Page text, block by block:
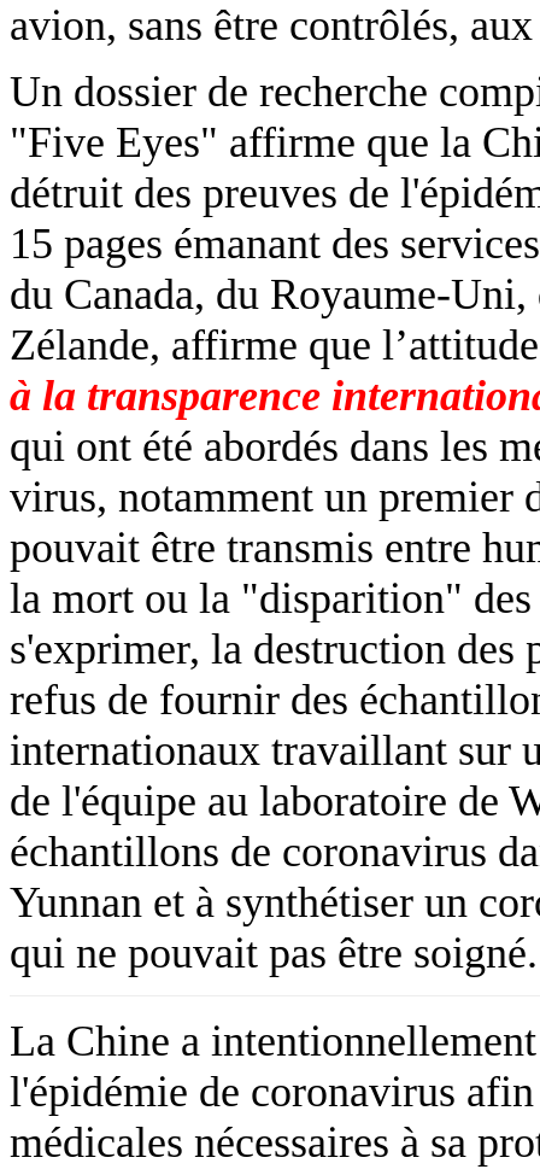
avion, sans être contrôlés,
Un dossier de recherche
"Five Eyes" affirme que la
détruit des preuves de
15 pages émanant des
du Canada, du Royaume-
Zélande, affirme que
à la transparence
qui ont été abordés dans les
virus, notamment un premier
pouvait être transmis entre
la mort ou la "disparition"
s'exprimer, la destruction des
refus de fournir des
internationaux travaillant sur
de l'équipe au laboratoire de
échantillons de coronavirus
Yunnan et à synthétiser un
qui ne pouvait pas être soigné.
La Chine a
l'épidémie de coronavirus
médicales nécessaires à sa